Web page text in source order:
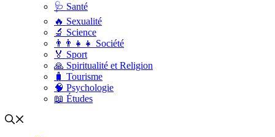
🩺 Santé
🔥 Sexualité
🔬 Science
👨‍👨‍👧‍👧 Société
🏅 Sport
🙏 Spiritualité et Religion
🧳 Tourisme
🧠 Psychologie
📖 Études